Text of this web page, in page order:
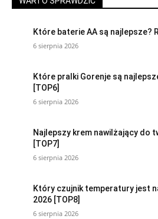
Które baterie AA są najlepsze?
6 sierpnia 2026
Które pralki Gorenje są
[TOP6]
6 sierpnia 2026
Najlepszy krem nawilżający do
[TOP7]
6 sierpnia 2026
Który czujnik temperatury jest
2026 [TOP8]
6 sierpnia 2026